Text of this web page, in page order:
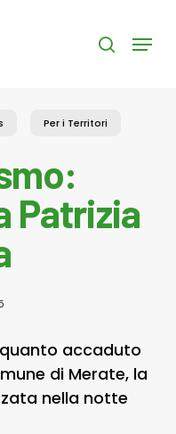
search
Menu
Per i Territori
Patrizia
accaduto
di Merate, la
nella notte